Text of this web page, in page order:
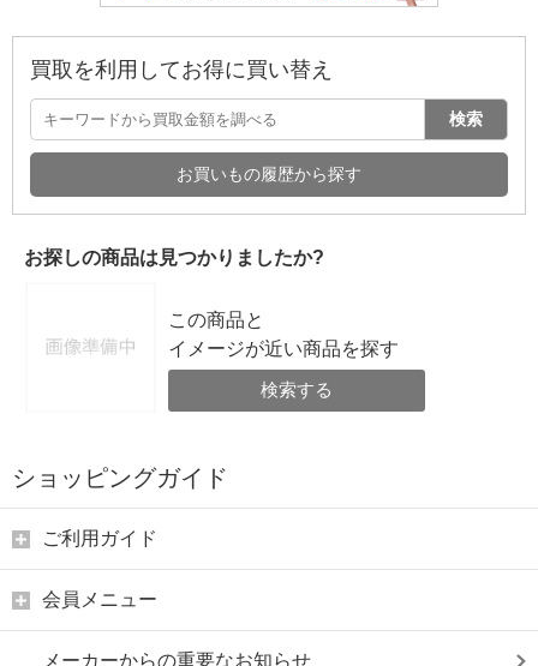
買取を利用してお得に買い替え
検索
お買いもの履歴から探す
お探しの商品は見つかりましたか?
この商品と
イメージが近い商品を探す
検索する
ショッピングガイド
ご利用ガイド
会員メニュー
メーカーからの重要なお知らせ